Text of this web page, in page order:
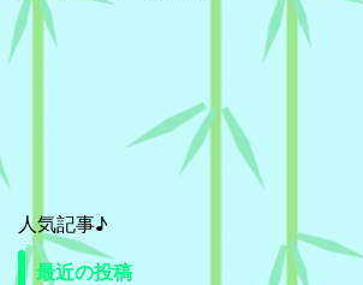
人気記事♪
最近の投稿